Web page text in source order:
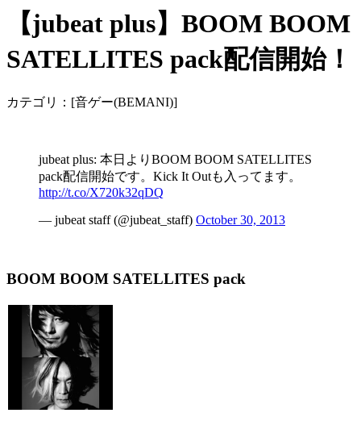
【jubeat plus】BOOM BOOM
SATELLITES pack配信開始！
カテゴリ：[音ゲー(BEMANI)]
jubeat plus: 本日よりBOOM BOOM SATELLITES
pack配信開始です。Kick It Outも入ってます。
http://t.co/X720k32qDQ
― jubeat staff (@jubeat_staff) October 30, 2013
BOOM BOOM SATELLITES pack